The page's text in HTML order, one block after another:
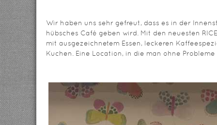
Wir haben uns sehr gefreut, dass es in der
hübsches Café geben wird. Mit den neuesten
mit ausgezeichnetem Essen, leckeren
Kuchen. Eine Location, in die man ohne